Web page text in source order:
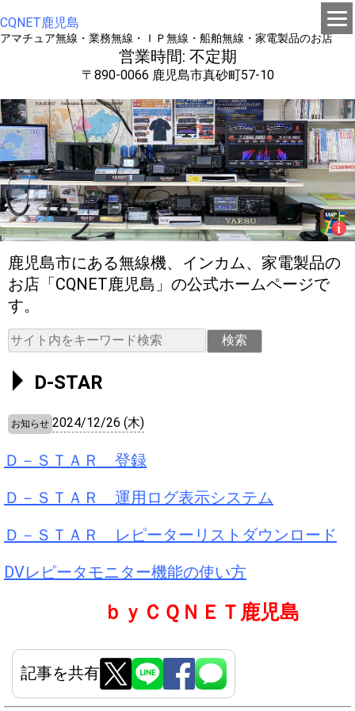
CQNET鹿児島
アマチュア無線・業務無線・ＩＰ無線・船舶無線・家電製品のお店
営業時間: 不定期
〒890-0066 鹿児島市真砂町57-10
鹿児島市にある無線機、インカム、家電製品の
お店「CQNET鹿児島」の公式ホームページで
す。
検索
D-STAR
お知らせ 2024/12/26 (木)
Ｄ－ＳＴＡＲ 登録
Ｄ－ＳＴＡＲ 運用ログ表示システム
Ｄ－ＳＴＡＲ レピーターリストダウンロード
DVレピータモニター機能の使い方
ｂｙＣＱＮＥＴ鹿児島
記事を共有